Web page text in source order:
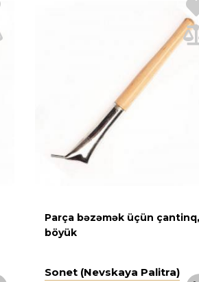
Parça bəzəmək üçün çantinq,
böyük
Sonet (Nevskaya Palitra)